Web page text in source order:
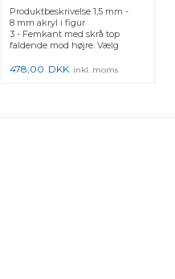
Produktbeskrivelse 1,5 mm -
8 mm akryl i figur
3 - Femkant med skrå top
faldende mod højre. Vælg
478,00 DKK inkl. moms